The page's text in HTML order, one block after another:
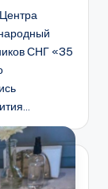
СНГ «35